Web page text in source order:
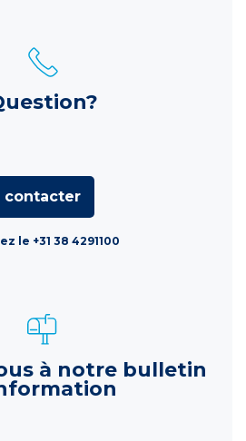
contacter
le +31 38 4291100
à notre bulletin